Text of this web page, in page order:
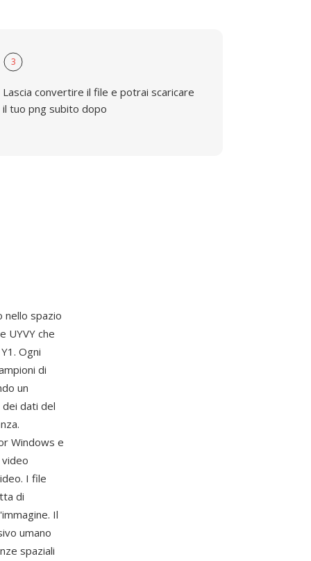
3
Lascia convertire il file e potrai scaricare
il tuo png subito dopo
nello spazio
UYVY che
Ogni
di
un
dati del
Windows e
I file
di
Il
umano
spaziali